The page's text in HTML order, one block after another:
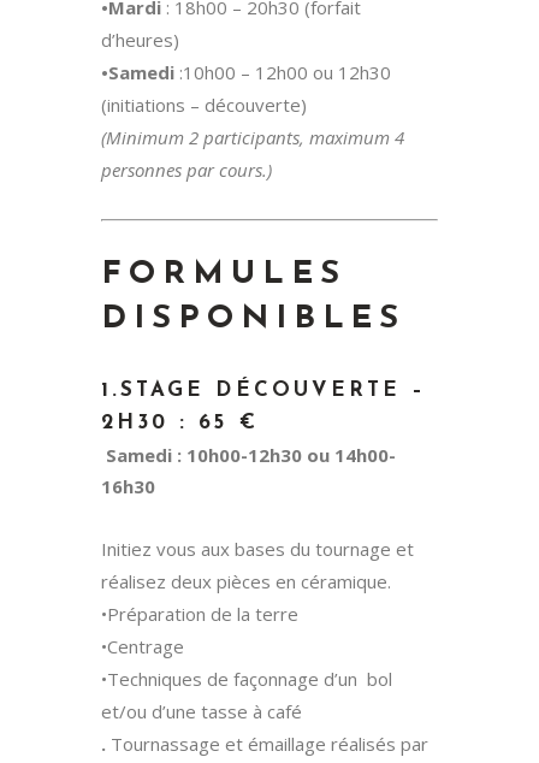
•Mardi : 18h00 – 20h30 (forfait
d’heures)
•Samedi :10h00 – 12h00 ou 12h30
(initiations – découverte)
(Minimum 2 participants, maximum 4
personnes par cours.)
FORMULES
DISPONIBLES
1.STAGE DÉCOUVERTE –
2H30 : 65 €
Samedi : 10h00-12h30 ou 14h00-
16h30
Initiez vous aux bases du tournage et
réalisez deux pièces en céramique.
•Préparation de la terre
•Centrage
•Techniques de façonnage d’un bol
et/ou d’une tasse à café
. Tournassage et émaillage réalisés par